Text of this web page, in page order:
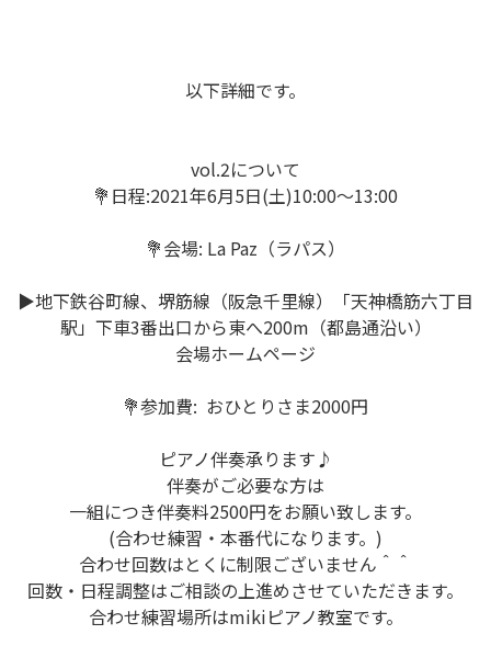
以下詳細です。
vol.2について
💐日程:2021年6月5日(土)10:00〜13:00
💐会場: La Paz（ラパス）
▶地下鉄谷町線、堺筋線（阪急千里線）「天神橋筋六丁目
駅」下車3番出口から東へ200m（都島通沿い）
会場ホームページ
💐参加費: おひとりさま2000円
ピアノ伴奏承ります♪
伴奏がご必要な方は
一組につき伴奏料2500円をお願い致します。
(合わせ練習・本番代になります。)
合わせ回数はとくに制限ございません＾＾
回数・日程調整はご相談の上進めさせていただきます。
合わせ練習場所はmikiピアノ教室です。